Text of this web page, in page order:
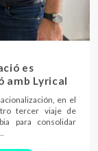
es
amb Lyrical
en el
tercer viaje de
para consolidar